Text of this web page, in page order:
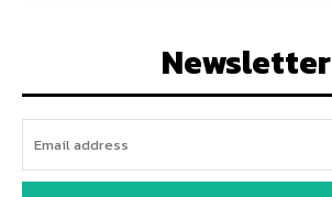
Newsletter